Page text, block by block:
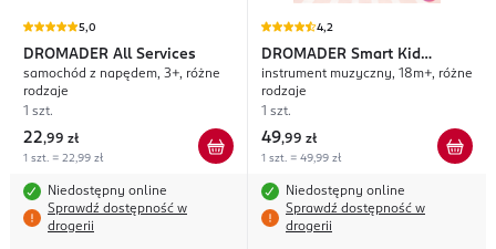
5,0
DROMADER All Services
samochód z napędem, 3+, różne
rodzaje
1 szt.
22,99 zł
1 szt. = 22,99 zł
Niedostępny online
Sprawdź dostępność w
drogerii
4,2
DROMADER Smart Kid
Musical Instrument
instrument muzyczny, 18m+, różne
rodzaje
1 szt.
49,99 zł
1 szt. = 49,99 zł
Niedostępny online
Sprawdź dostępność w
drogerii